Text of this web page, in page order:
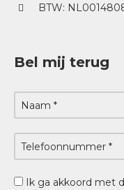
BTW:
Bel mij terug
Ik ga akkoord met